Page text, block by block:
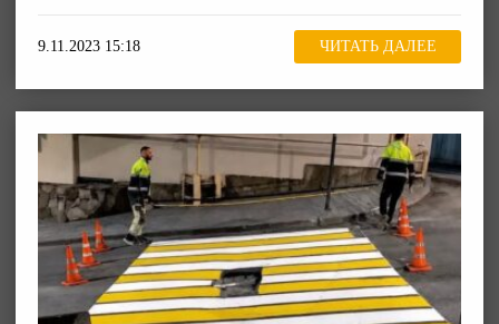
9.11.2023 15:18 ЧИТАТЬ ДАЛЕЕ